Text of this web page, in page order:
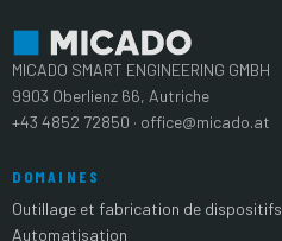
MICADO SMART ENGINEERING GMBH
9903 Oberlienz 66, Autriche
+43 4852 72850 · office@micado.at
DOMAINES
Outillage et fabrication de dispositifs
Automatisation